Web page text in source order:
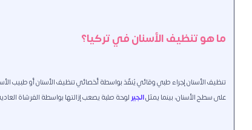
ما هو تنظيف الأسنان في تركيا؟
تنظيف الأسنان إجراء طبي وقائي يُنفّذ بواسطة أخصائي تنظيف الأسنان أو طبيب
على سطح الأسنان، بينما يمثلالجيرلوحة صلبة يصعب إزالتها بواسطة الفرشاة